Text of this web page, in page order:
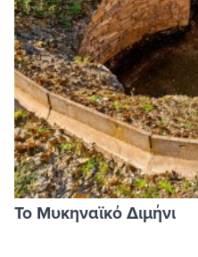
Το Μυκηναϊκό Διμήνι